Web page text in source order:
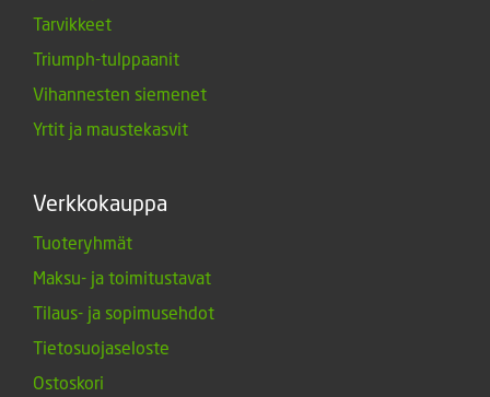
Tarvikkeet
Triumph-tulppaanit
Vihannesten siemenet
Yrtit ja maustekasvit
Verkkokauppa
Tuoteryhmät
Maksu- ja toimitustavat
Tilaus- ja sopimusehdot
Tietosuojaseloste
Ostoskori